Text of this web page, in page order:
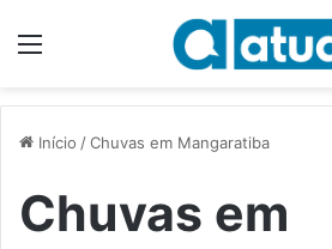
Início /Chuvas em Mangaratiba
Chuvas em